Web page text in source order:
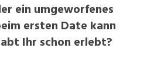
ein umgeworfenes
ersten Date kann
Ihr schon erlebt?